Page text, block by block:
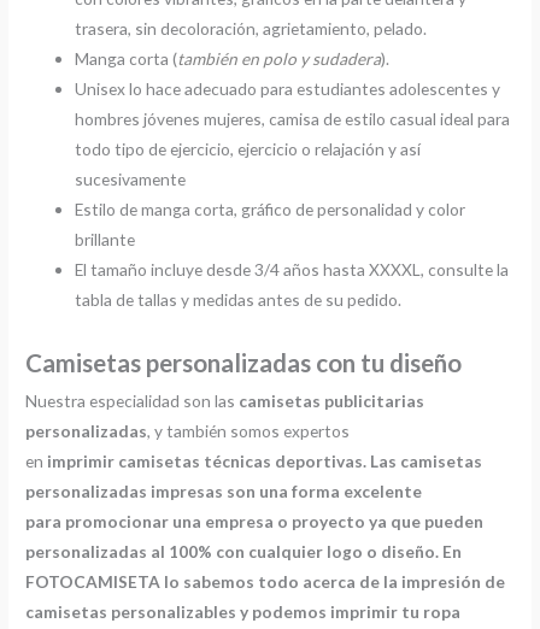
trasera, sin decoloración, agrietamiento, pelado.
Manga corta (también en polo y sudadera).
Unisex lo hace adecuado para estudiantes adolescentes y
hombres jóvenes mujeres, camisa de estilo casual ideal para
todo tipo de ejercicio, ejercicio o relajación y así
sucesivamente
Estilo de manga corta, gráfico de personalidad y color
brillante
El tamaño incluye desde 3/4 años hasta XXXXL, consulte la
tabla de tallas y medidas antes de su pedido.
Camisetas personalizadas con tu diseño
Nuestra especialidad son las camisetas publicitarias
personalizadas, y también somos expertos
en imprimir camisetas técnicas deportivas. Las camisetas
personalizadas impresas son una forma excelente
para promocionar una empresa o proyecto ya que pueden
personalizadas al 100% con cualquier logo o diseño. En
FOTOCAMISETA lo sabemos todo acerca de la impresión de
camisetas personalizables y podemos imprimir tu ropa